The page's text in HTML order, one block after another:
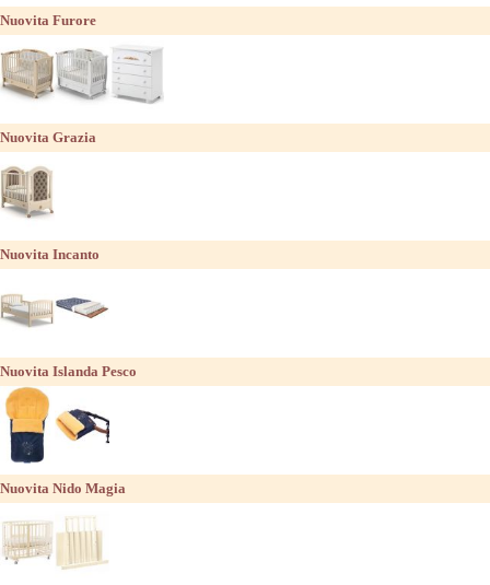
Nuovita Furore
Nuovita Grazia
Nuovita Incanto
Nuovita Islanda Pesco
Nuovita Nido Magia